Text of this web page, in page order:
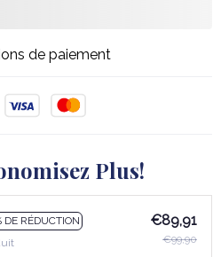
de paiement
Plus!
DE RÉDUCTION
€89,91
€99,90